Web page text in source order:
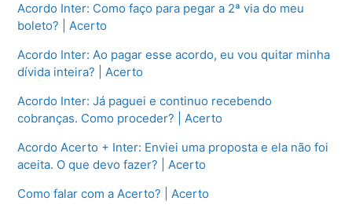
Acordo Inter: Como faço para pegar a 2ª via do meu
boleto? | Acerto
Acordo Inter: Ao pagar esse acordo, eu vou quitar minha
dívida inteira? | Acerto
Acordo Inter: Já paguei e continuo recebendo
cobranças. Como proceder? | Acerto
Acordo Acerto + Inter: Enviei uma proposta e ela não foi
aceita. O que devo fazer? | Acerto
Como falar com a Acerto? | Acerto